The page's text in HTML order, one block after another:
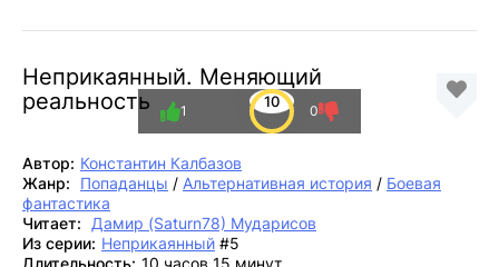
Неприкаянный. Меняющий
реальность
10
1 0
Автор: Константин Калбазов
Жанр:
Попаданцы / Альтернативная история / Боевая
фантастика
Читает:
Дамир (Saturn78) Мударисов
Из серии: Неприкаянный #5
Длительность: 10 часов 15 минут